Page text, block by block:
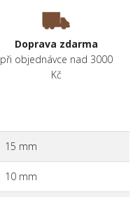
Doprava zdarma
při objednávce nad 3000
Kč
15 mm
10 mm